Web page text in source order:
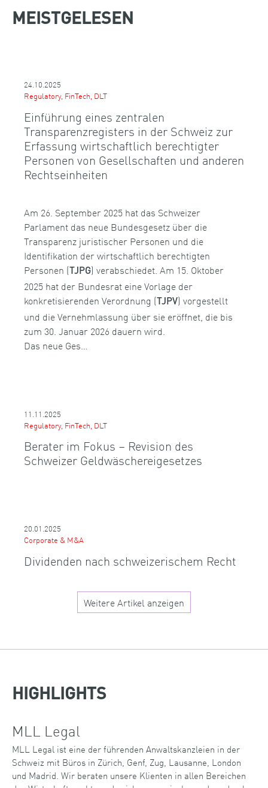
MEISTGELESEN
24.10.2025
Regulatory, FinTech, DLT
Einführung eines zentralen
Transparenzregisters in der Schweiz zur
Erfassung wirtschaftlich berechtigter
Personen von Gesellschaften und anderen
Rechtseinheiten
Am 26. September 2025 hat das Schweizer
Parlament das neue Bundesgesetz über die
Transparenz juristischer Personen und die
Identifikation der wirtschaftlich berechtigten
Personen ( TJPG) verabschiedet. Am 15. Oktober
2025 hat der Bundesrat eine Vorlage der
konkretisierenden Verordnung ( TJPV) vorgestellt
und die Vernehmlassung über sie eröffnet, die bis
zum 30. Januar 2026 dauern wird.
Das neue Ges…
11.11.2025
Regulatory, FinTech, DLT
Berater im Fokus – Revision des
Schweizer Geldwäschereigesetzes
20.01.2025
Corporate & M&A
Dividenden nach schweizerischem Recht
Weitere Artikel anzeigen
HIGHLIGHTS
MLL Legal
MLL Legal ist eine der führenden Anwaltskanzleien in der
Schweiz mit Büros in Zürich, Genf, Zug, Lausanne, London
und Madrid. Wir beraten unsere Klienten in allen Bereichen